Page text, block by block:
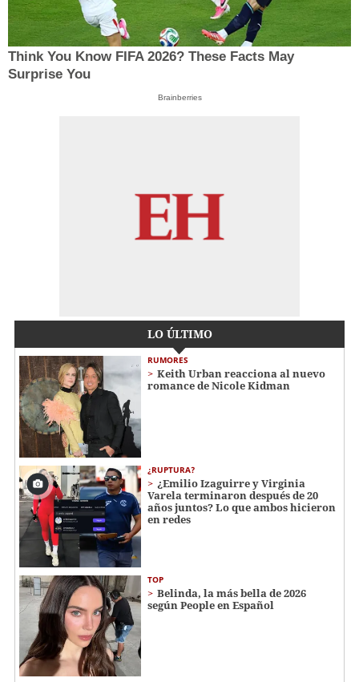
Think You Know FIFA 2026? These Facts May
Surprise You
Brainberries
LO ÚLTIMO
RUMORES
Keith Urban reacciona al nuevo
romance de Nicole Kidman
¿RUPTURA?
¿Emilio Izaguirre y Virginia
Varela terminaron después de 20
años juntos? Lo que ambos hicieron
en redes
TOP
Belinda, la más bella de 2026
según People en Español